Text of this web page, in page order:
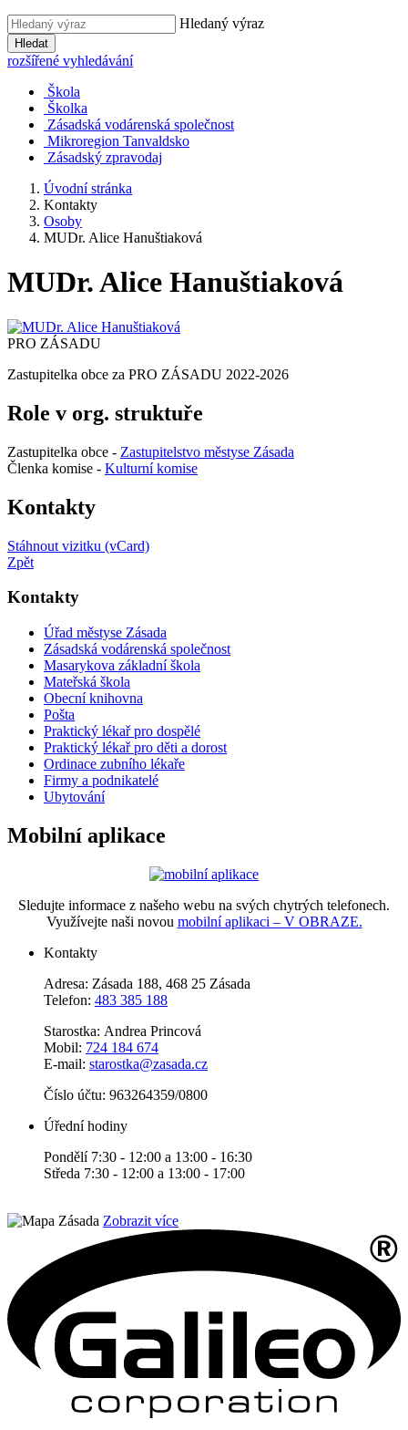
Hledaný výraz
Hledat
rozšířené vyhledávání
Škola
Školka
Zásadská vodárenská společnost
Mikroregion Tanvaldsko
Zásadský zpravodaj
Úvodní stránka
Kontakty
Osoby
MUDr. Alice Hanuštiaková
MUDr. Alice Hanuštiaková
PRO ZÁSADU
Zastupitelka obce za PRO ZÁSADU 2022-2026
Role v org. struktuře
Zastupitelka obce - Zastupitelstvo městyse Zásada
Členka komise - Kulturní komise
Kontakty
Stáhnout vizitku (vCard)
Zpět
Kontakty
Úřad městyse Zásada
Zásadská vodárenská společnost
Masarykova základní škola
Mateřská škola
Obecní knihovna
Pošta
Praktický lékař pro dospělé
Praktický lékař pro děti a dorost
Ordinace zubního lékaře
Firmy a podnikatelé
Ubytování
Mobilní aplikace
Sledujte informace z našeho webu na svých chytrých telefonech.
Využívejte naši novou mobilní aplikaci – V OBRAZE.
Kontakty
Adresa: Zásada 188, 468 25 Zásada
Telefon: 483 385 188
Starostka: Andrea Princová
Mobil: 724 184 674
E-mail: starostka@zasada.cz
Číslo účtu: 963264359/0800
Úřední hodiny
Pondělí 7:30 - 12:00 a 13:00 - 16:30
Středa 7:30 - 12:00 a 13:00 - 17:00
Zobrazit více